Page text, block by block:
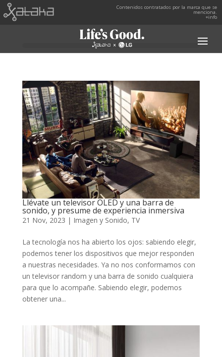
Contenidos contratados por la marca que se
menciona.
+info
Llévate un televisor OLED y una barra de
sonido, y presume de experiencia inmersiva
21 Nov, 2023 | Imagen y Sonido, TV
La tecnología nos ha abierto los ojos: sabiendo elegir,
podemos tener los dispositivos que mejor responden
a nuestras necesidades. Ya no nos conformamos con
un televisor random y una barra de sonido cualquiera
para que lo acompañe. Sabiendo elegir, podemos
obtener una...